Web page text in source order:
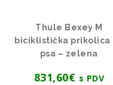
Thule Bexey M
biciklistička prikolica
psa – zelena
831,60€ s PDV